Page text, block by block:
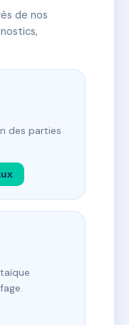
de nos
des parties